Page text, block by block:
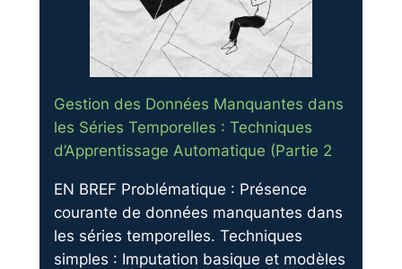
Gestion des Données Manquantes dans
les Séries Temporelles : Techniques
d’Apprentissage Automatique (Partie 2
EN BREF Problématique : Présence
courante de données manquantes dans
les séries temporelles. Techniques
simples : Imputation basique et modèles